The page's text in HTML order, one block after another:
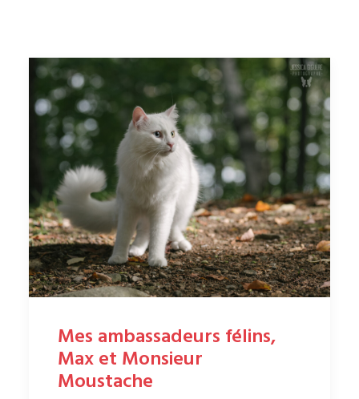
Mes ambassadeurs félins,
Max et Monsieur
Moustache